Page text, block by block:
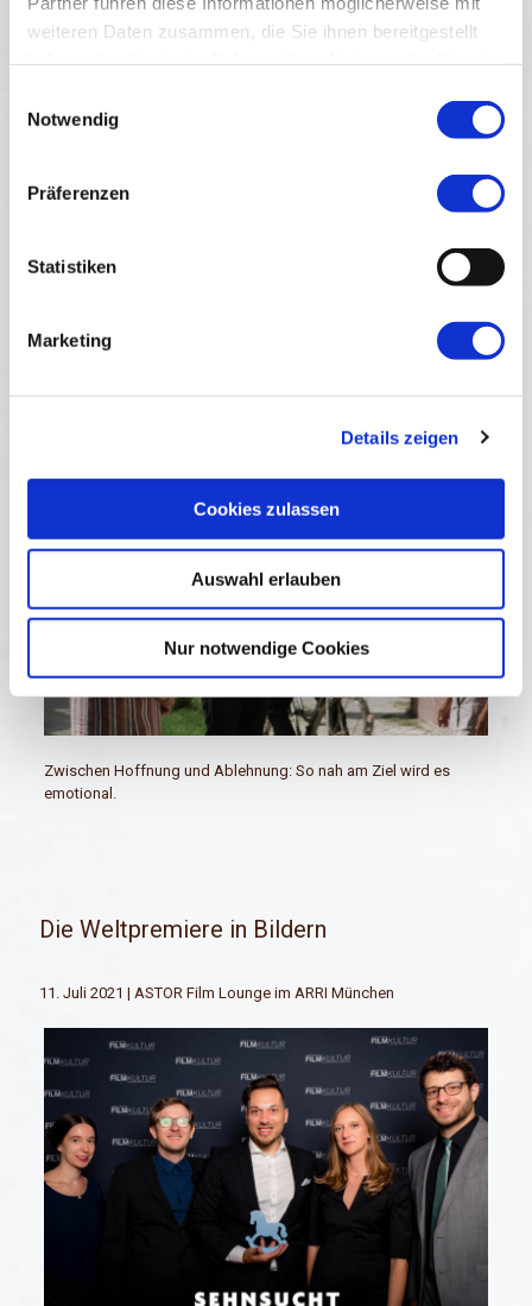
weiteren Daten zusammen, die Sie ihnen bereitgestellt
Notwendig
Präferenzen
Statistiken
Marketing
Details zeigen
Cookies zulassen
Auswahl erlauben
Nur notwendige Cookies
Kirchturm für Besucher geschlossen.
Zwischen Hoffnung und Ablehnung: So nah am Ziel wird es
emotional.
Die Weltpremiere in Bildern
11. Juli 2021 | ASTOR Film Lounge im ARRI München